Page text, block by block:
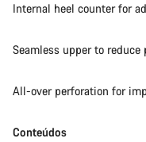
Internal heel counter for
Seamless upper to
All-over perforation for
Conteúdos